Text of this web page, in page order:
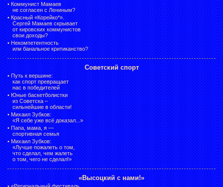
• Коммунист Мамаев
не согласен с Лениным?
• Красный «Корейко*».
Сергей Мамаев скрывает
от кировских коммунистов
свои доходы?
• Некомпетентность
или банальное критиканство?
Советский спорт
• Путь к вершине:
как спорт превращает
нас в победителей
• Юные баскетболистки
из Советска –
сильнейшие в области!
• Михаил Зубков:
«Я себе уже всё доказал...»
• Папа, мама, я —
спортивная семья
• Михаил Зубков:
«Лучше пожалеть о том,
что сделал, чем жалеть
о том, чего не сделал!»
«Высоцкий с нами!»